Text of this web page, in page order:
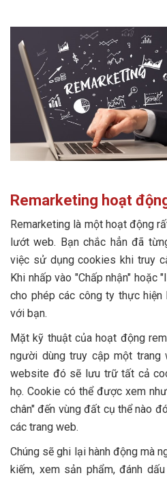
Remarketing hoạt
Remarketing là một hoạt động
lướt web. Bạn chắc hẳn đã
việc sử dụng cookies khi truy
Khi nhấp vào "Chấp nhận" hoặc
cho phép các công ty thực
với bạn.
Mặt kỹ thuật của hoạt động
người dùng truy cập một trang
website đó sẽ lưu trữ tất cả
họ. Cookie có thể được xem
chân" đến vùng đất cụ thể nào
các trang web.
Chúng sẽ ghi lại hành động mà
kiếm, xem sản phẩm, đánh